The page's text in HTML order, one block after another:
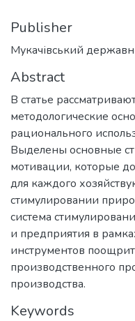
Publisher
Мукачівський
Abstract
В статье
методологические
рационального
Выделены основные
мотивации, которые
для каждого
стимулировании
система
и предприятия в
инструментов
производственного
производства.
Keywords